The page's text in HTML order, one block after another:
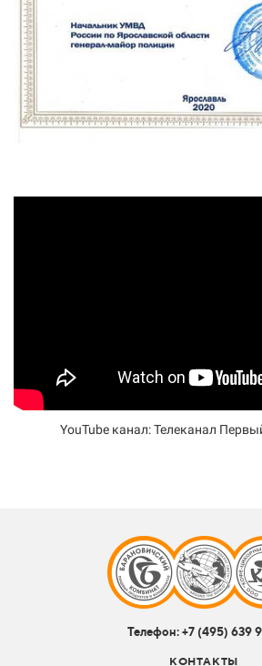
YouTube канал: Телеканал
Телефон: +7 (495) 639
КОНТАКТЫ